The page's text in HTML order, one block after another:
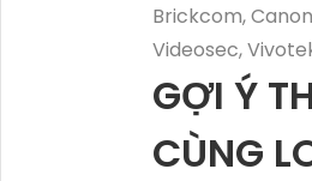
Brickcom,
Videosec,
GỢI Ý
CÙNG